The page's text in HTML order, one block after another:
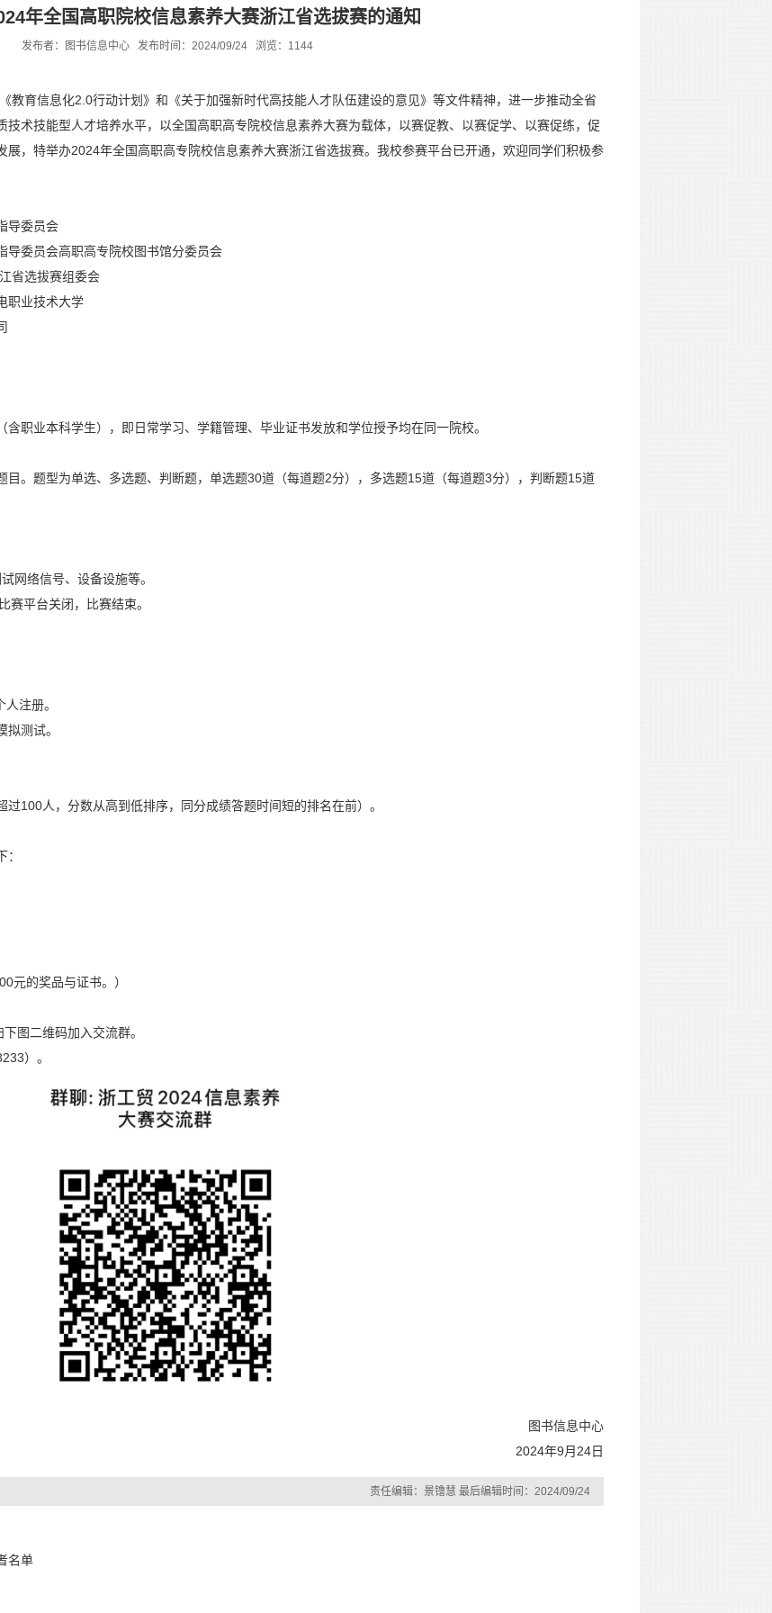
年全国高职院校信息素养大赛浙江省选拔赛的通知
发布者：图书信息中心 发布时间：2024/09/24 浏览： 1144
育信息化2.0行动计划》和《关于加强新时代高技能人才队伍建设的意见》等文件精神，进一步推动全省
术技能型人才培养水平，以全国高职高专院校信息素养大赛为载体，以赛促教、以赛促学、以赛促练，促
，特举办2024年全国高职高专院校信息素养大赛浙江省选拔赛。我校参赛平台已开通，欢迎同学们积极参
导委员会
导委员会高职高专院校图书馆分委员会
省选拔赛组委会
职业技术大学
职业本科学生），即日常学习、学籍管理、毕业证书发放和学位授予均在同一院校。
。题型为单选、多选题、判断题，单选题30道（每道题2分），多选题15道（每道题3分），判断题15道
网络信号、设备设施等。
赛平台关闭，比赛结束。
注册。
测试。
100人，分数从高到低排序，同分成绩答题时间短的排名在前）。
元的奖品与证书。）
图二维码加入交流群。
）。
图书信息中心
2024年9月24日
责任编辑：景镥慧 最后编辑时间：2024/09/24
名单